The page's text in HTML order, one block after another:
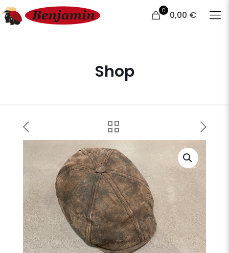
0 0,00 €
Shop